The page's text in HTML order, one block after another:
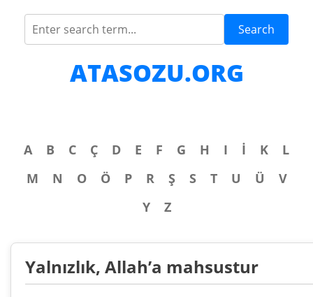
Search
ATASOZU.ORG
A B C Ç D E F G H I İ K
L
M
N O Ö P R Ş S T U Ü
V
Y
Z
Yalnızlık, Allah’a mahsustur